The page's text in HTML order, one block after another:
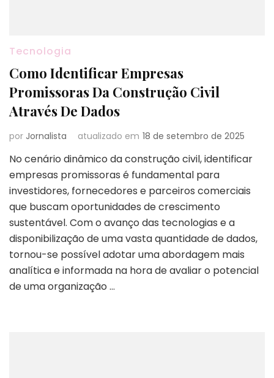
Tecnologia
Como Identificar Empresas
Promissoras Da Construção Civil
Através De Dados
por Jornalista atualizado em 18 de setembro de 2025
No cenário dinâmico da construção civil, identificar
empresas promissoras é fundamental para
investidores, fornecedores e parceiros comerciais
que buscam oportunidades de crescimento
sustentável. Com o avanço das tecnologias e a
disponibilização de uma vasta quantidade de dados,
tornou-se possível adotar uma abordagem mais
analítica e informada na hora de avaliar o potencial
de uma organização …